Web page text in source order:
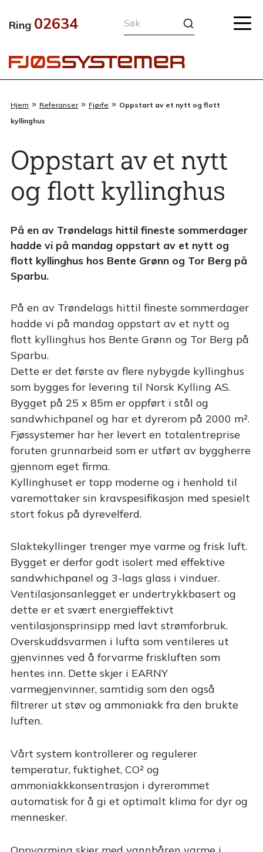
rett
innholdet
Ring 02634
Hjem » Referanser» Fjørfe » Oppstart av et nytt og flott
kyllinghus
Oppstart av et nytt
og flott kyllinghus
På en av Trøndelags hittil fineste sommerdager
hadde vi på mandag oppstart av et nytt og
flott kyllinghus hos Bente Grønn og Tor Berg på
Sparbu.
På en av Trøndelags hittil fineste sommerdager
hadde vi på mandag oppstart av et nytt og
flott kyllinghus hos Bente Grønn og Tor Berg på
Sparbu.
Dette er det første av flere nybygde kyllinghus
som bygges for levering til Norsk Kylling AS.
Bygget på 25 x 85m er oppført i stål og
sandwhichpanel og har et dyrerom på 2000 m².
Fjøssystemer har her levert en totalentreprise
foruten grunnarbeid som er utført av byggherre
gjennom eget firma.
Kyllinghuset er topp moderne og i henhold til
varemottaker sin kravspesifikasjon med spesielt
stort fokus på dyrevelferd.
Slaktekyllinger trenger mye varme og frisk luft.
Bygget er derfor godt isolert med effektive
sandwhichpanel og 3-lags glass i vinduer.
Ventilasjonsanlegget er undertrykkbasert og
dette er et svært energieffektivt
ventilasjonsprinsipp med lavt strømforbruk.
Overskuddsvarmen i lufta som ventileres ut
gjenvinnes ved å forvarme friskluften som
hentes inn. Dette skjer i EARNY
varmegjenvinner, samtidig som den også
filtrerer ut støv og ammoniakk fra den brukte
luften.
Vårt system kontrollerer og regulerer
temperatur, fuktighet, CO² og
ammoniakkkonsentrasjon i dyrerommet
automatisk for å gi et optimalt klima for dyr og
mennesker.